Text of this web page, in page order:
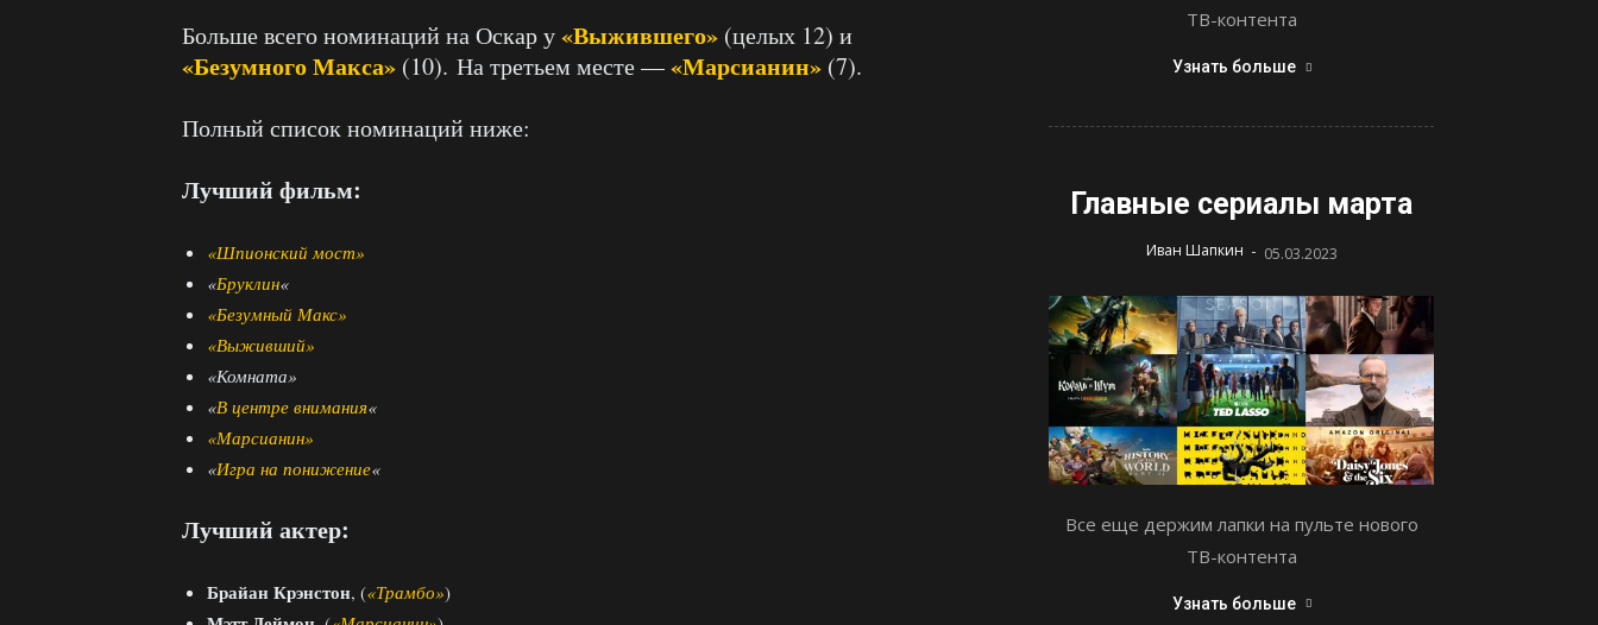
Больше всего номинаций на Оскар у«Выжившего» (целых 12) и
«Безумного Макса» (10). На третьем месте —«Марсианин» (7).
Полный список номинаций ниже:
Лучший фильм:
«Шпионский мост»
«Бруклин«
«Безумный Макс»
«Выживший»
«Комната»
«В центре внимания«
«Марсианин»
«Игра на понижение«
Лучший актер:
Брайан Крэнстон, («Трамбо»)
ТВ-контента
Узнать больше
Главные сериалы марта
Иван Шапкин - 05.03.2023
Все еще держим лапки на пульте нового
ТВ-контента
Узнать больше